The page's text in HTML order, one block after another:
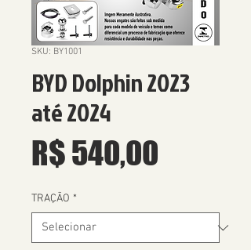
SKU: BY1001
BYD Dolphin 2023
até 2024
R$ 540,00
TRAÇÃO *